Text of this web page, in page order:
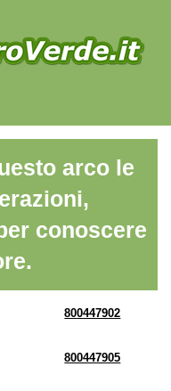
arco le
conoscere
800447902
800447905